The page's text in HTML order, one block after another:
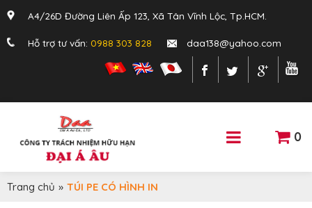
A4/26D Đường Liên Ấp 123, Xã Tân Vĩnh Lộc, Tp.HCM.
Hỗ trợ tư vấn: 0988 303 828 daa138@yahoo.com
0
Trang chủ » TÚI PE CÓ HÌNH IN